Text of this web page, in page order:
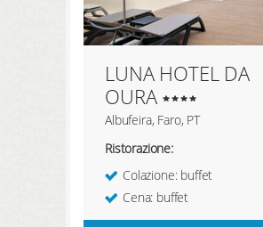
LUNA HOTEL DA
OURA
Albufeira, Faro, PT
Ristorazione:
Colazione: buffet
Cena: buffet